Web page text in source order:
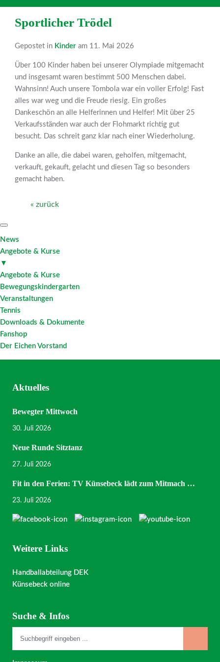
Sportlicher Trödel
Gepostet in Kinder am 11. Mai 2026
Über 100 Kinder haben bei unserer Olympiade mitgemacht
und insgesamt waren bestimmt 500 Menschen dabei.
Wahnsinn! Auch unsere Tombola war ein voller Erfolg! Fast
alles war weg und die Freude riesig. Ein großes
Dankeschön an alle Helferinnen und Helfer! Mit über 25
Verkaufsständen war auch der Flohmarkt richtig gut
besucht. Das schreit ganz klar nach einer Wiederholung.
Danke an alle, die dabei waren, geholfen, mitgemacht,
verkauft, gekauft, gelacht und diesen Tag so besonders
gemacht haben.
« zurück
News
Angebote & Kurse
▼
Angebote & Kurse
Bewegungskindergarten
Veranstaltungen
Tennis
Downloads & Dokumente
Fanshop
Der Eichen Vorstand
Aktuelles
Bewegter Mittwoch
30. Juli 2026
Neue Runde Sitztanz
27. Juli 2026
Fit in den Ferien: TV Künsebeck lädt zum Mitmach …
23. Juli 2026
Weitere Links
Handballabteilung DEK
Künsebeck online
Suche & Infos